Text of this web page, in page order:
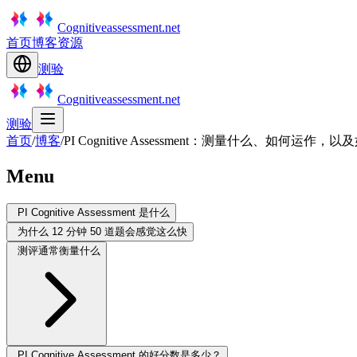
Cognitiveassessment.net
首页博客资源
测验
Cognitiveassessment.net
测验
首页/博客/PI Cognitive Assessment：测量什么、如何运作，以
Menu
PI Cognitive Assessment 是什么
为什么 12 分钟 50 道题会感觉这么快
测评通常衡量什么